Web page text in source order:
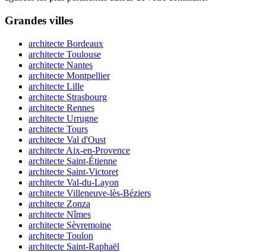
Grandes villes
architecte Bordeaux
architecte Toulouse
architecte Nantes
architecte Montpellier
architecte Lille
architecte Strasbourg
architecte Rennes
architecte Urrugne
architecte Tours
architecte Val d'Oust
architecte Aix-en-Provence
architecte Saint-Étienne
architecte Saint-Victoret
architecte Val-du-Layon
architecte Villeneuve-lès-Béziers
architecte Zonza
architecte Nîmes
architecte Sèvremoine
architecte Toulon
architecte Saint-Raphaël